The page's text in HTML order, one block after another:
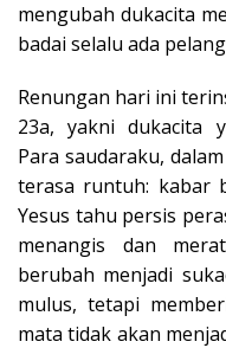
mengubah dukacita
badai selalu ada
Renungan hari ini
23a, yakni dukacita
Para saudaraku,
terasa runtuh: kabar
Yesus tahu persis
menangis dan
berubah menjadi
mulus, tetapi
mata tidak akan